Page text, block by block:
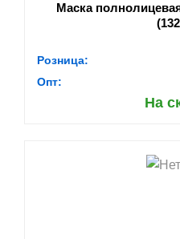
Маска
Розница:
Опт:
На
shopping_cart